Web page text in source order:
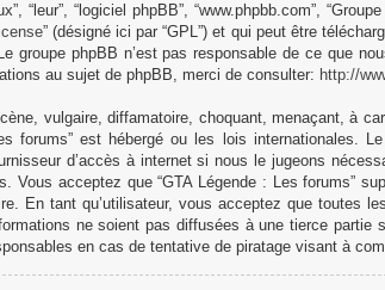
“leur”, “logiciel phpBB”, “www.phpbb.com”,
” (désigné ici par “GPL”) et qui peut être
phpBB n’est pas responsable de ce que
au sujet de phpBB, merci de consulter: http://
vulgaire, diffamatoire, choquant, menaçant, à
forums” est hébergé ou les lois internationales.
d’accès à internet si nous le jugeons
Vous acceptez que “GTA Légende : Les forums”
En tant qu’utilisateur, vous acceptez que toutes
ne soient pas diffusées à une tierce partie
en cas de tentative de piratage visant à